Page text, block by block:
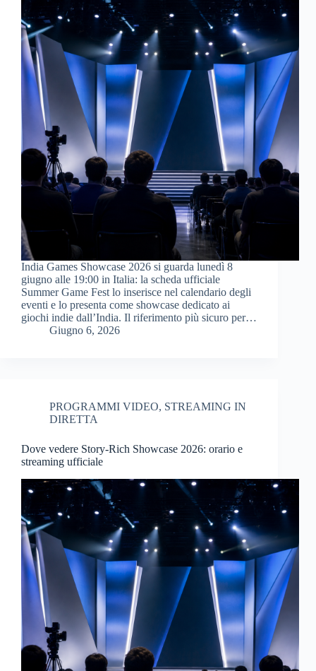
India Games Showcase 2026 si guarda lunedì 8
giugno alle 19:00 in Italia: la scheda ufficiale
Summer Game Fest lo inserisce nel calendario degli
eventi e lo presenta come showcase dedicato ai
giochi indie dall’India. Il riferimento più sicuro per…
Giugno 6, 2026
PROGRAMMI VIDEO, STREAMING IN
DIRETTA
Dove vedere Story-Rich Showcase 2026: orario e
streaming ufficiale